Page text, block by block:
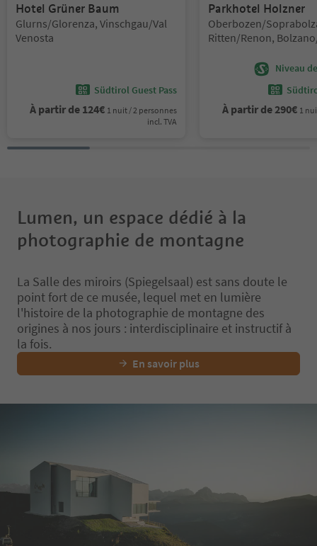
Hotel Grüner Baum
Emplacement:
Glurns/Glorenza, Vinschgau/Val
Venosta
Südtirol Guest Pass
À partir de 124€ 1 nuit / 2 personnes
incl. TVA
Parkhotel Holzner
Emplacement:
Oberbozen/
Ritten/Renon,
Niveau
À partir de 290€ 1
Lumen, un espace dédié à la
photographie de montagne
La Salle des miroirs (Spiegelsaal) est sans doute le
point fort de ce musée, lequel met en lumière
l'histoire de la photographie de montagne des
origines à nos jours : interdisciplinaire et instructif à
la fois.
En savoir plus